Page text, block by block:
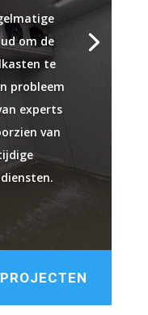
om de
te
probleem
experts
van